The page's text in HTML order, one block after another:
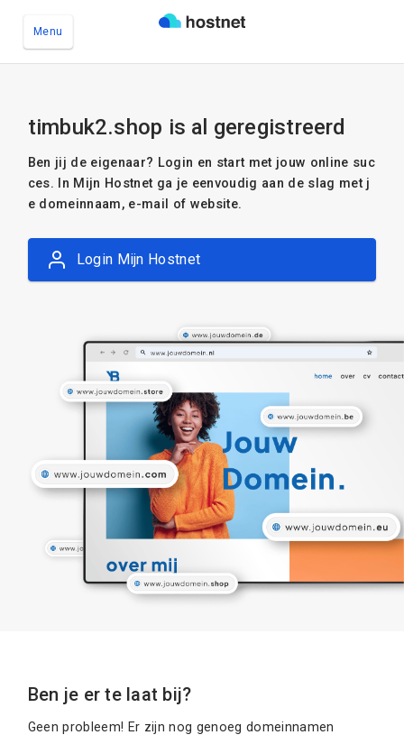
Menu
timbuk2.shop is al geregistreerd
Ben jij de eigenaar? Login en start met jouw online suc
ces. In Mijn Hostnet ga je eenvoudig aan de slag met j
e domeinnaam, e-mail of website.
Login Mijn Hostnet
Ben je er te laat bij?
Geen probleem! Er zijn nog genoeg domeinnamen